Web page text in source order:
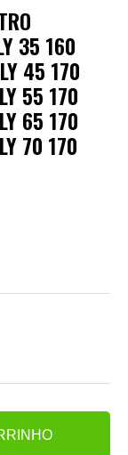
35 160
45 170
55 170
65 170
70 170